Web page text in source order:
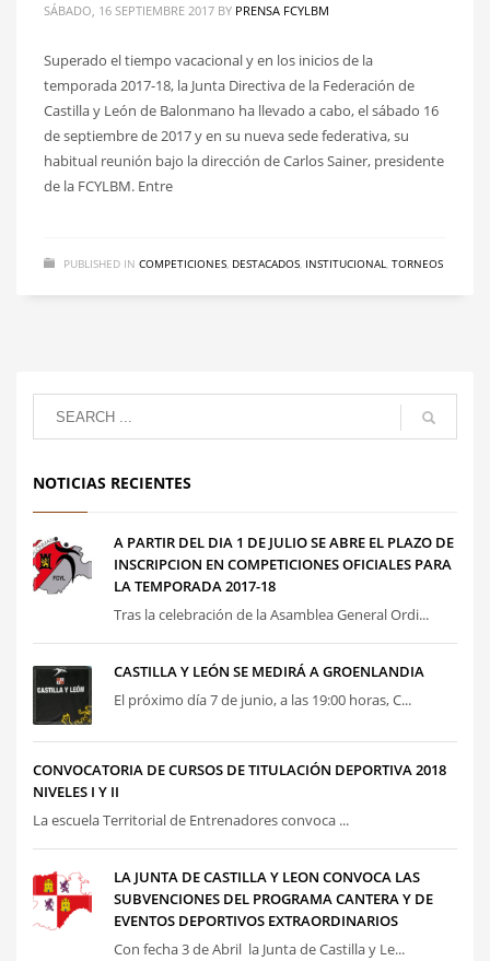
SÁBADO, 16 SEPTIEMBRE 2017 BY PRENSA FCYLBM
Superado el tiempo vacacional y en los inicios de la
temporada 2017-18, la Junta Directiva de la Federación de
Castilla y León de Balonmano ha llevado a cabo, el sábado 16
de septiembre de 2017 y en su nueva sede federativa, su
habitual reunión bajo la dirección de Carlos Sainer, presidente
de la FCYLBM. Entre
PUBLISHED IN COMPETICIONES DESTACADOS INSTITUCIONAL TORNEOS
NOTICIAS RECIENTES
A PARTIR DEL DIA 1 DE JULIO SE ABRE EL PLAZO DE
INSCRIPCION EN COMPETICIONES OFICIALES PARA
LA TEMPORADA 2017-18
Tras la celebración de la Asamblea General Ordi...
CASTILLA Y LEÓN SE MEDIRÁ A GROENLANDIA
El próximo día 7 de junio, a las 19:00 horas, C...
CONVOCATORIA DE CURSOS DE TITULACIÓN DEPORTIVA 2018
NIVELES I Y II
La escuela Territorial de Entrenadores convoca ...
LA JUNTA DE CASTILLA Y LEON CONVOCA LAS
SUBVENCIONES DEL PROGRAMA CANTERA Y DE
EVENTOS DEPORTIVOS EXTRAORDINARIOS
Con fecha 3 de Abril la Junta de Castilla y Le...